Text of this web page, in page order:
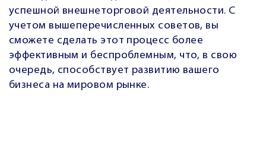
успешной внешнеторговой деятельности. С
учетом вышеперечисленных советов, вы
сможете сделать этот процесс более
эффективным и беспроблемным, что, в свою
очередь, способствует развитию вашего
бизнеса на мировом рынке.